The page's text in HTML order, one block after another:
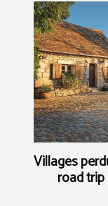
Villages
road